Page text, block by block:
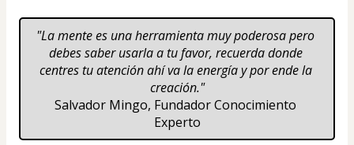
"La mente es una herramienta muy poderosa pero
debes saber usarla a tu favor, recuerda donde
centres tu atención ahí va la energía y por ende la
creación."
Salvador Mingo, Fundador Conocimiento
Experto